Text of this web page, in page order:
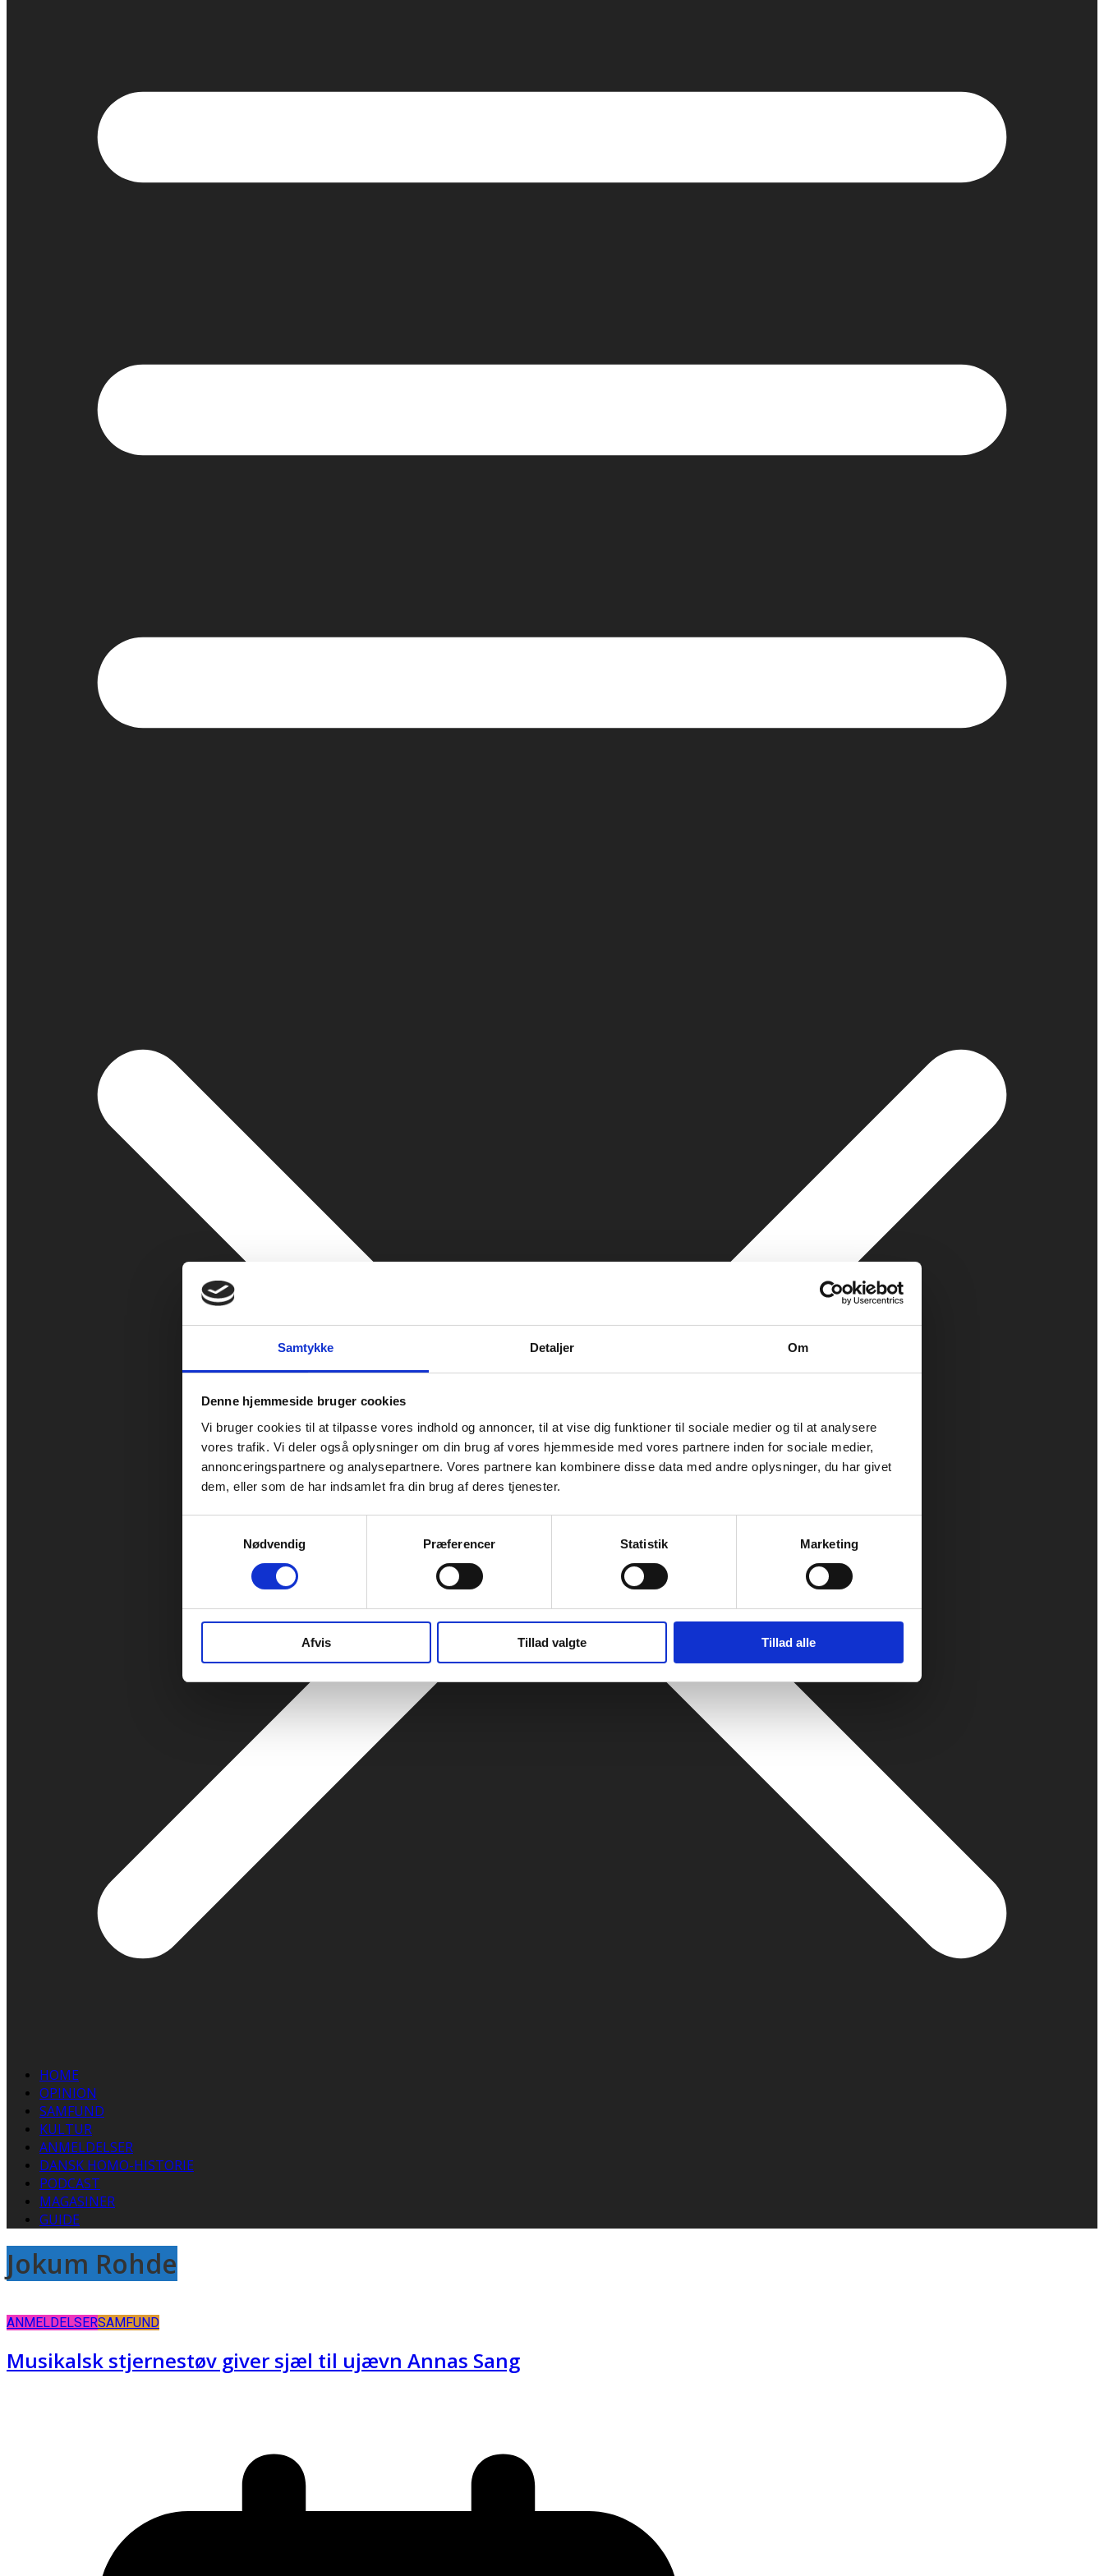
Samtykke Detaljer Om
Denne hjemmeside bruger cookies
Vi bruger cookies til at tilpasse vores indhold og annoncer, til at vise dig funktioner til sociale medier og til at analysere
vores trafik. Vi deler også oplysninger om din brug af vores hjemmeside med vores partnere inden for sociale medier,
annonceringspartnere og analysepartnere. Vores partnere kan kombinere disse data med andre oplysninger, du har givet
dem, eller som de har indsamlet fra din brug af deres tjenester.
Nødvendig
Præferencer Statistik Marketing
Afvis Tillad valgte Tillad alle
HOME
OPINION
SAMFUND
KULTUR
ANMELDELSER
DANSK HOMO-HISTORIE
PODCAST
MAGASINER
GUIDE
Jokum Rohde
ANMELDELSERSAMFUND
Musikalsk stjernestøv giver sjæl til ujævn Annas Sang